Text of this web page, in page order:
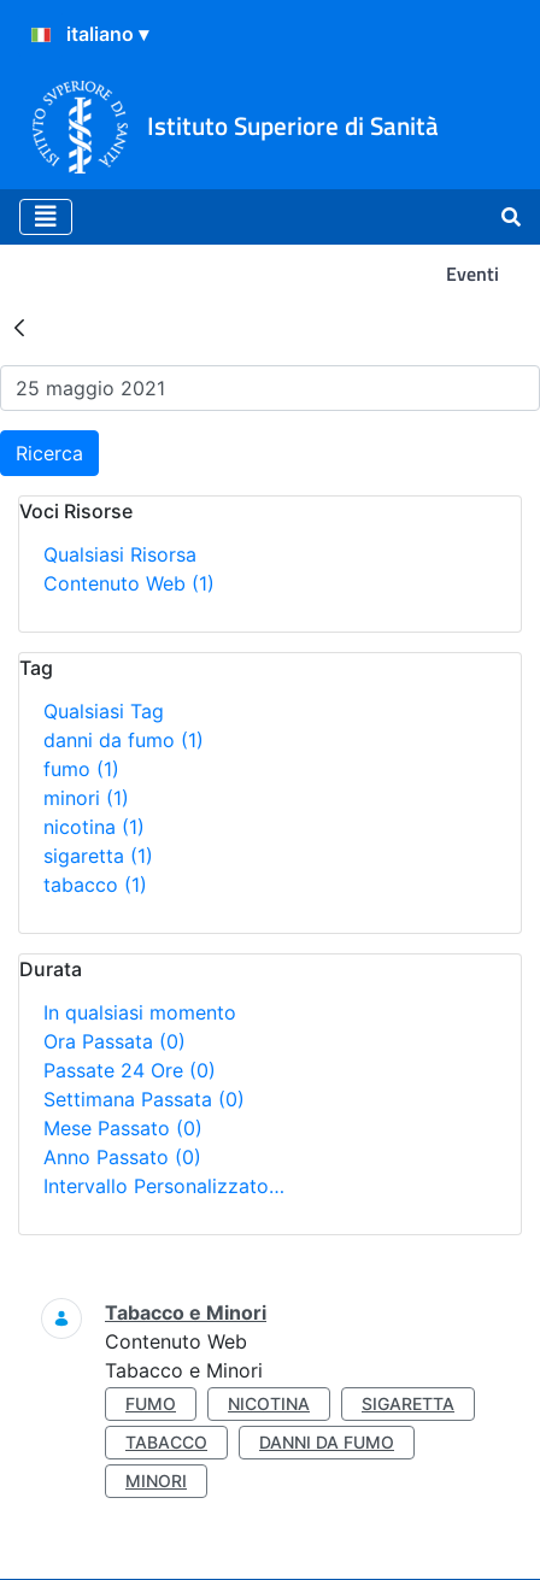
Istituto Superiore di Sanità
Eventi
Risultati della Ricerca -
Ricerca
Voci Risorse
Qualsiasi Risorsa
Contenuto Web (1)
Tag
Qualsiasi Tag
danni da fumo (1)
fumo (1)
minori (1)
nicotina (1)
sigaretta (1)
tabacco (1)
Durata
In qualsiasi momento
Ora Passata (0)
Passate 24 Ore (0)
Settimana Passata (0)
Mese Passato (0)
Anno Passato (0)
Intervallo Personalizzato…
Ricerca
Tabacco e Minori
Contenuto Web
Tabacco e Minori
FUMO NICOTINA
SIGARETTA
TABACCO
DANNI DA FUMO
MINORI